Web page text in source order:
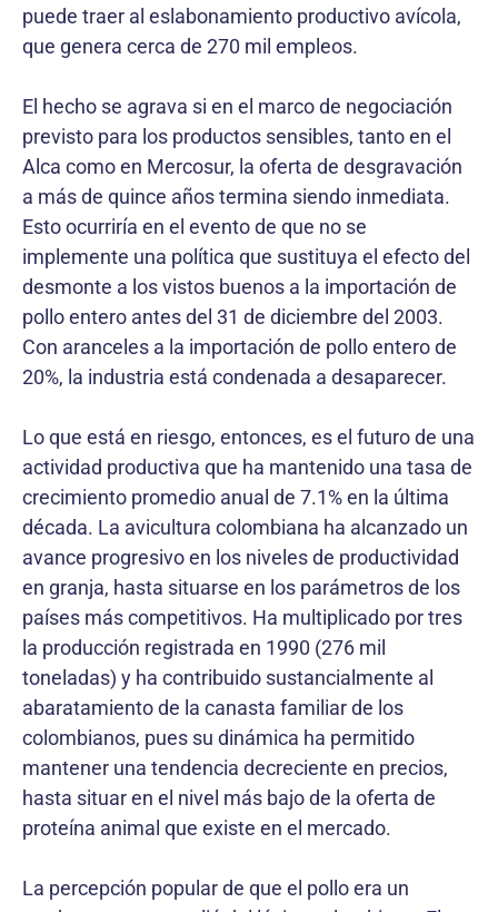
puede traer al eslabonamiento productivo avícola,
que genera cerca de 270 mil empleos.
El hecho se agrava si en el marco de negociación
previsto para los productos sensibles, tanto en el
Alca como en Mercosur, la oferta de desgravación
a más de quince años termina siendo inmediata.
Esto ocurriría en el evento de que no se
implemente una política que sustituya el efecto del
desmonte a los vistos buenos a la importación de
pollo entero antes del 31 de diciembre del 2003.
Con aranceles a la importación de pollo entero de
20%, la industria está condenada a desaparecer.
Lo que está en riesgo, entonces, es el futuro de una
actividad productiva que ha mantenido una tasa de
crecimiento promedio anual de 7.1% en la última
década. La avicultura colombiana ha alcanzado un
avance progresivo en los niveles de productividad
en granja, hasta situarse en los parámetros de los
países más competitivos. Ha multiplicado por tres
la producción registrada en 1990 (276 mil
toneladas) y ha contribuido sustancialmente al
abaratamiento de la canasta familiar de los
colombianos, pues su dinámica ha permitido
mantener una tendencia decreciente en precios,
hasta situar en el nivel más bajo de la oferta de
proteína animal que existe en el mercado.
La percepción popular de que el pollo era un